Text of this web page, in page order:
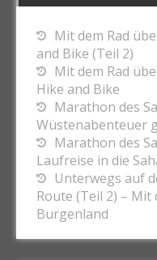
Mit dem Rad
and Bike (Teil 2)
Mit dem Rad
Hike and Bike
Marathon des
Wüstenabenteuer
Marathon des
Laufreise in die
Unterwegs auf
Route (Teil 2) – Mit
Burgenland